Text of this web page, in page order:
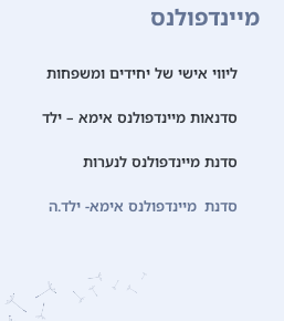
מיינדפולנס
ליווי אישי של יחידים ומשפחות
סדנאות מיינדפולנס אימא – ילד
סדנת מיינדפולנס לנערות
סדנת מיינדפולנס אימא- ילד.ה